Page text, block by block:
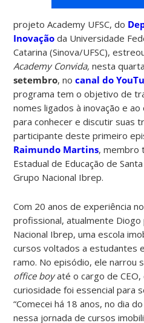
projeto Academy UFSC, do
Inovação da Universidade
Catarina (Sinova/UFSC),
Academy Convida, nesta
setembro, nocanal do
programa tem o objetivo de
nomes ligados à inovação e
para conhecer e discutir suas
participante deste primeiro
Raimundo Martins, membro
Estadual de Educação de
Grupo Nacional Ibrep.
Com 20 anos de experiência
profissional, atualmente
Nacional Ibrep, uma escola
cursos voltados a estudantes
ramo. No episódio, ele narrou
office boyaté o cargo de
curiosidade foi essencial para
“Comecei há 18 anos, no dia
nessa jornada de cursos